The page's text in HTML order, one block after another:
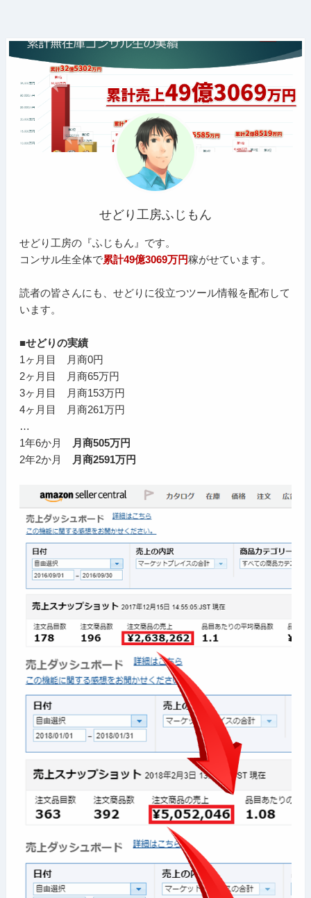
せどり工房ふじもん
せどり工房の『ふじもん』です。
コンサル生全体で累計49億3069万円稼がせています。
読者の皆さんにも、せどりに役立つツール情報を配布して
います。
■せどりの実績
1ヶ月目 月商0円
2ヶ月目 月商65万円
3ヶ月目 月商153万円
4ヶ月目 月商261万円
…
1年6か月
月商505万円
2年2か月
月商2591万円